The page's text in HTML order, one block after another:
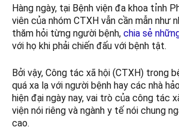
Hàng ngày, tại Bệnh viện đa khoa tỉnh
viên của nhóm CTXH vẫn cần mẫn như
thăm hỏi từng người bệnh, chia sẻ
với họ khi phải chiến đấu với bệnh tật.
Bởi vậy, Công tác xã hội (CTXH) trong
quá xa lạ với người bệnh hay các nhà
hiện đại ngày nay, vai trò của công tác
viện nói riêng và ngành y tế nói chung
cao.